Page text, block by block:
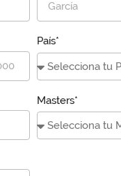
País*
Masters*